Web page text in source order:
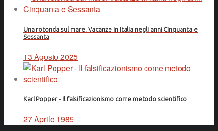
Una rotonda sul mare. Vacanze in Italia negli anni Cinquanta e
Sessanta
13 Agosto 2025
Karl Popper - Il falsificazionismo come metodo scientifico
27 Aprile 1989